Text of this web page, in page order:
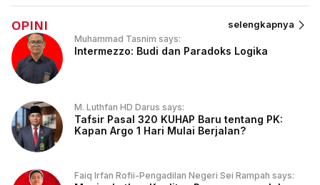
OPINI selengkapnya
Muhammad Tasnim says:
Intermezzo: Budi dan Paradoks Logika
M. Luthfan HD Darus says:
Tafsir Pasal 320 KUHAP Baru tentang PK:
Kapan Argo 1 Hari Mulai Berjalan?
Faiq Irfan Rofii-Pengadilan Negeri Sei Rampah says: